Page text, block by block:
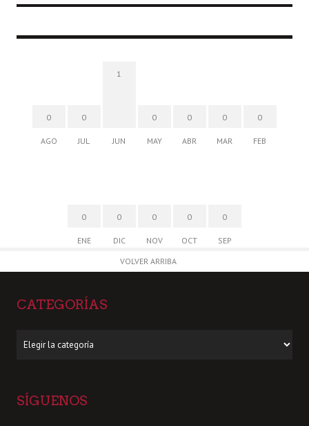
0
AGO
0
JUL
1
JUN
0
MAY
0
ABR
0
MAR
0
FEB
0
ENE
0
DIC
0
NOV
0
OCT
0
SEP
VOLVER ARRIBA
CATEGORÍAS
SÍGUENOS